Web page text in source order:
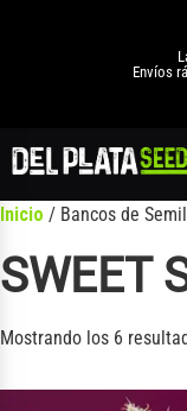
Envíos
Inicio / Bancos de
SWEET
Mostrando los 6